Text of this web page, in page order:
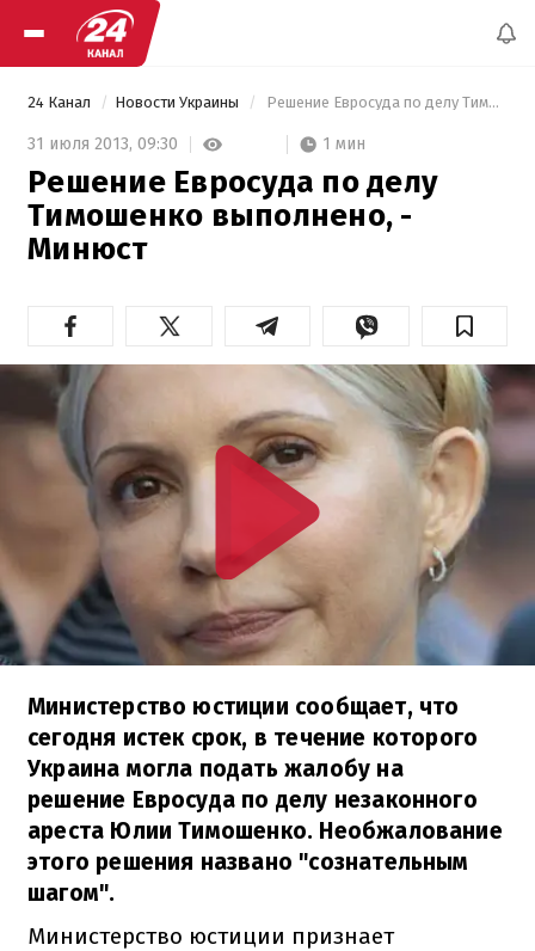
24 Канал Новости Украины Решение Евросуда по делу Тимошенко выполнено, - Минюст
31 июля 2013, 09:30 1 мин
Решение Евросуда по делу
Тимошенко выполнено, -
Минюст
Министерство юстиции сообщает, что
сегодня истек срок, в течение которого
Украина могла подать жалобу на
решение Евросуда по делу незаконного
ареста Юлии Тимошенко. Необжалование
этого решения названо "сознательным
шагом".
Министерство юстиции признает